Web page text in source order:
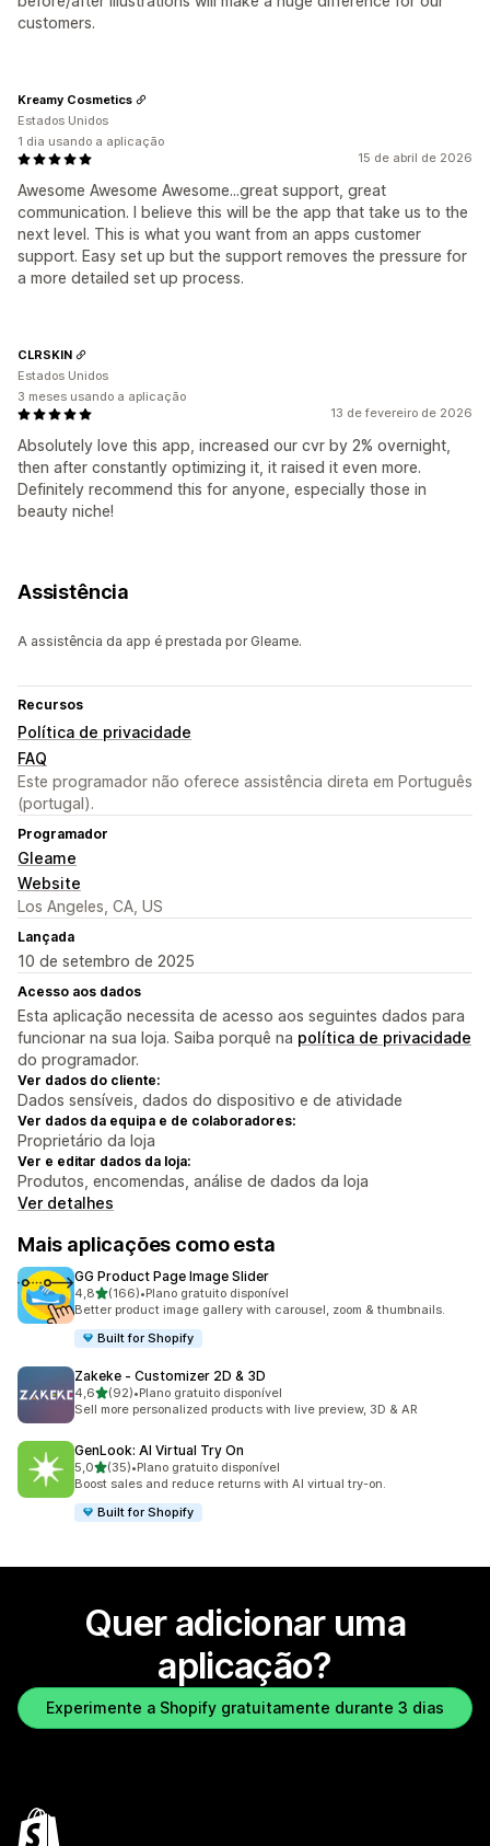
customers.
15 de abril de 2026
Awesome Awesome Awesome...great support, great
communication. I believe this will be the app that take us to the
next level. This is what you want from an apps customer
support. Easy set up but the support removes the pressure for
a more detailed set up process.
Kreamy Cosmetics
Estados Unidos
1 dia usando a aplicação
13 de fevereiro de 2026
Absolutely love this app, increased our cvr by 2% overnight,
then after constantly optimizing it, it raised it even more.
Definitely recommend this for anyone, especially those in
beauty niche!
CLRSKIN
Estados Unidos
3 meses usando a aplicação
Assistência
A assistência da app é prestada por Gleame.
Recursos
Política de privacidade
FAQ
Este programador não oferece assistência direta em Português
(portugal).
Programador
Gleame
Website
Los Angeles, CA, US
Lançada
10 de setembro de 2025
Acesso aos dados
Esta aplicação necessita de acesso aos seguintes dados para
funcionar na sua loja. Saiba porquê na política de privacidade
do programador.
Ver dados do cliente:
Dados sensíveis, dados do dispositivo e de atividade
Ver dados da equipa e de colaboradores:
Proprietário da loja
Ver e editar dados da loja:
Produtos, encomendas, análise de dados da loja
Ver detalhes
Mais aplicações como esta
GG Product Page Image Slider
4,8de 5 estrelas
(166)
166 total de avaliações
•Plano gratuito disponível
Better product image gallery with carousel, zoom & thumbnails.
Built for Shopify
Zakeke ‑ Customizer 2D & 3D
4,6de 5 estrelas
(92)
92 total de avaliações
•Plano gratuito disponível
Sell more personalized products with live preview, 3D & AR
GenLook: AI Virtual Try On
5,0de 5 estrelas
(35)
35 total de avaliações
•Plano gratuito disponível
Boost sales and reduce returns with AI virtual try-on.
Built for Shopify
Quer adicionar uma
aplicação?
Experimente a Shopify gratuitamente durante 3 dias